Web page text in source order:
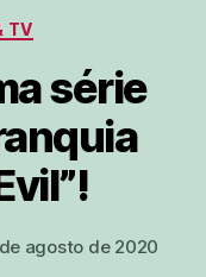
TV
série
agosto de 2020